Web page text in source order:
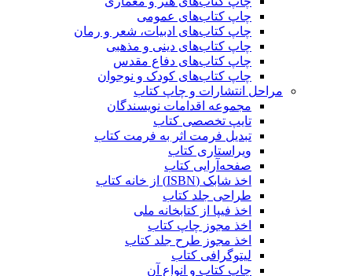
چاپ کتاب‌های عمومی
چاپ کتاب‌های ادبیات، شعر و رمان
چاپ کتاب‌های دینی و مذهبی
چاپ کتاب‌های دفاع مقدس
چاپ کتاب‌های کودک و نوجوان
مراحل انتشارات و چاپ کتاب
مجموعه اقدامات نویسندگان
تایپ تخصصی کتاب
تبدیل فرمت اثر به فرمت کتاب
ویراستاری کتاب
صفحه‌آرایی کتاب
اخذ شابک (ISBN) از خانه کتاب
طراحی جلد کتاب
اخذ فیپا از کتابخانه ملی
اخذ مجوز چاپ کتاب
اخذ مجوز طرح جلد کتاب
لیتوگرافی کتاب
چاپ کتاب و انواع آن